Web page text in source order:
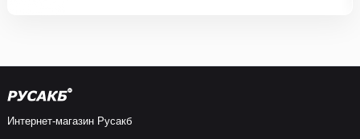
Интернет-магазин Русакб